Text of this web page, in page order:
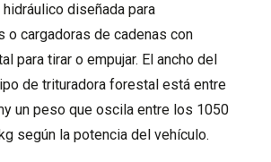
diseñada para
o cargadoras de cadenas con
para tirar o empujar. El ancho del
de trituradora forestal está entre
un peso que oscila entre los 1050
según la potencia del vehículo.